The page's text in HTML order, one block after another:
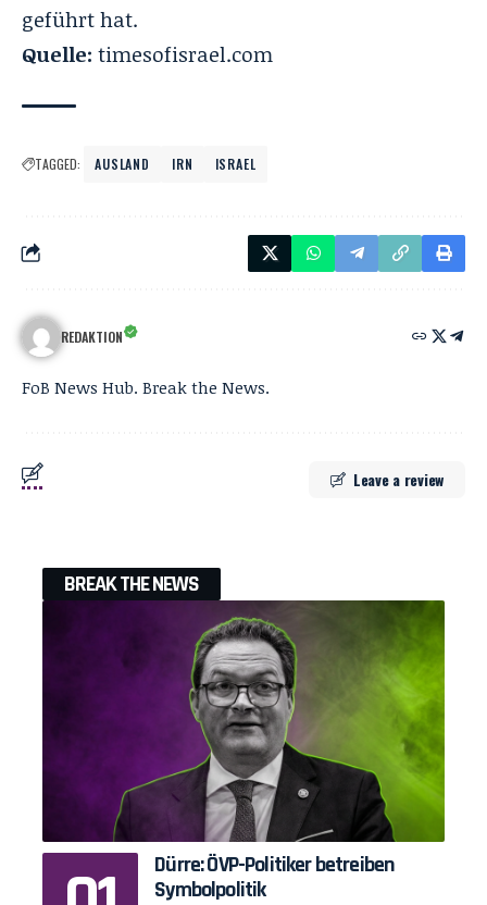
geführt hat.
Quelle: timesofisrael.com
TAGGED: AUSLAND IRN ISRAEL
REDAKTION
FoB News Hub. Break the News.
Leave a review
BREAK THE NEWS
Dürre: ÖVP-Politiker betreiben
Symbolpolitik